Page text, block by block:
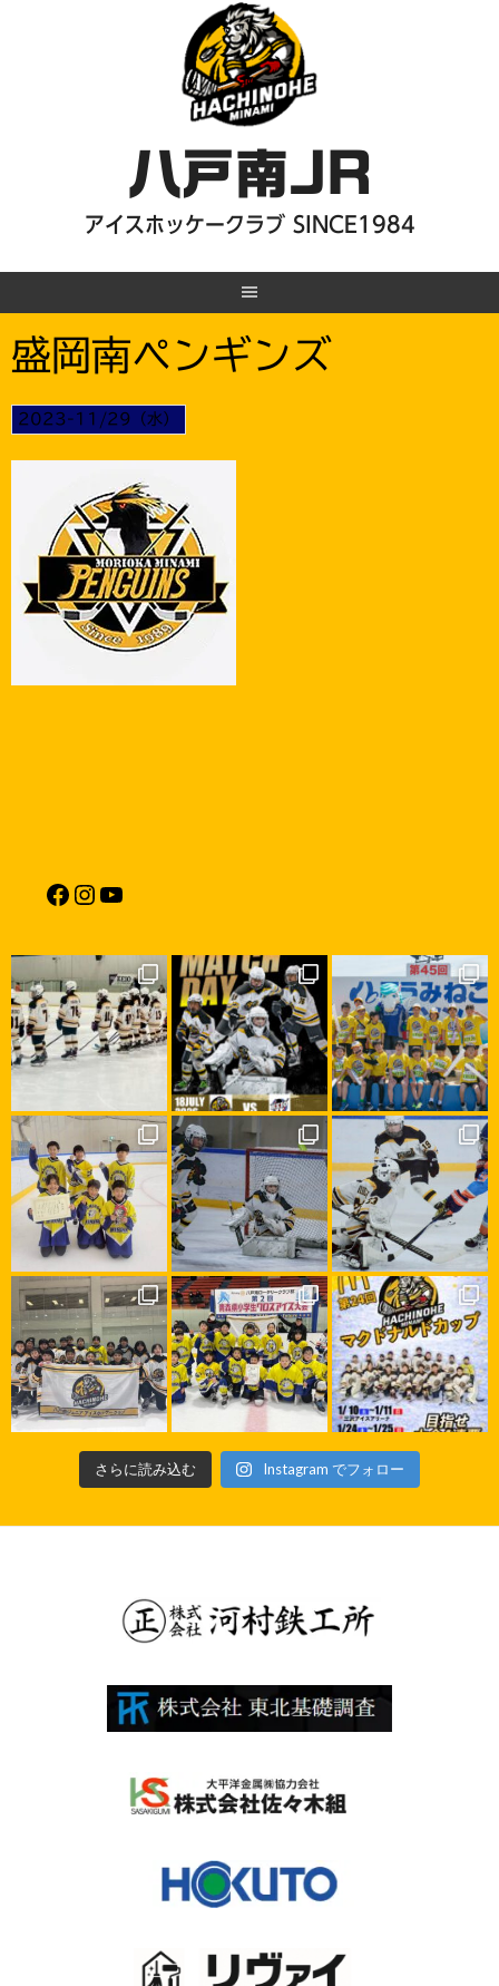
八戸南JR
アイスホッケークラブ SINCE1984
盛岡南ペンギンズ
2023-11/29（水）
Facebook
Instagram
YouTube
さらに読み込む Instagram でフォロー